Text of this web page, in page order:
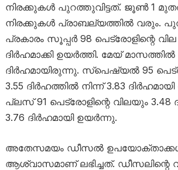
നിരക്കുകൾ പുറത്തുവിട്ടത്. ജൂൺ 1
നിരക്കുകൾ പ്രാബല്യത്തിൽ വരും.
പ്രകാരം സൂപ്പർ 98 പെട്രോളിന്റെ വില
ദിർഹമാക്കി ഉയർത്തി. മേയ്
ദിർഹമായിരുന്നു. സ്പെഷ്യൽ 95
3.55 ദിർഹത്തിൽ നിന്ന് 3.83
പ്ലസ് 91 പെട്രോളിന്റെ വിലയും 3.48
3.76 ദിർഹമായി ഉയർന്നു.
അതേസമയം ഡീസൽ
ആശ്വാസമാണ് ലഭിച്ചത്. ഡീസലിന്റെ